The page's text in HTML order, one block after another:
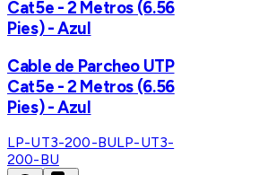
Cat5e - 2 Metros (6.56
Pies) - Azul
Cable de Parcheo UTP
Cat5e - 2 Metros (6.56
Pies) - Azul
LP-UT3-200-BULP-UT3-
200-BU